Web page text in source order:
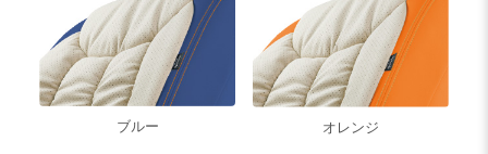
ブルー オレンジ